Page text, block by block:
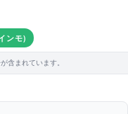
ンモ)
含まれています。